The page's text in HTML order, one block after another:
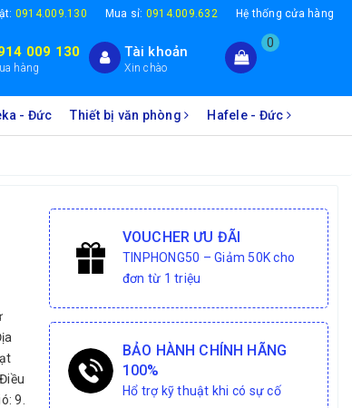
0914.009.130 Mua sỉ: 0914.009.632 Hệ thống cửa hàng
009 130
hàng
Tài khoản
Xin chào
0
- Đức Thiết bị văn phòng Hafele - Đức
9.
VOUCHER ƯU ĐÃI
TINPHONG50 – Giảm 50K cho
đơn từ 1 triệu
BẢO HÀNH CHÍNH HÃNG
100%
Hổ trợ kỹ thuật khi có sự cố